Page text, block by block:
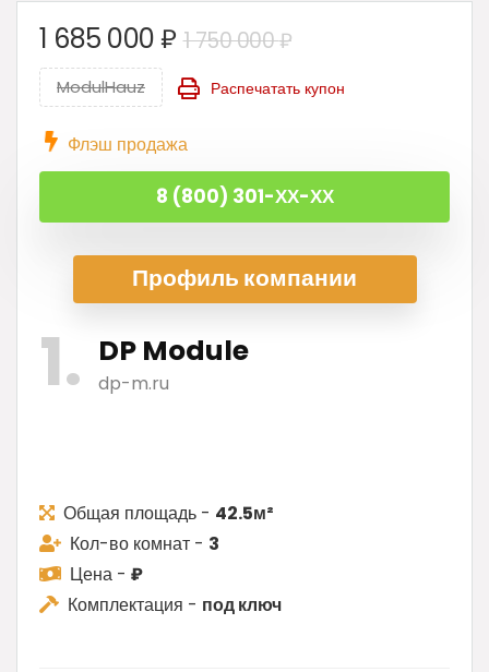
1 750 000₽Первоначальная
составляла
000 ₽.
1 685 000₽
Текущая
1
ModulHauz Распечатать купон
Флэш продажа
8 (800) 301-ХХ-ХХ
Профиль компании
1 DP Module
dp-m.ru
Общая площадь - 42.5м²
Кол-во комнат - 3
Цена - ₽
Комплектация - под ключ